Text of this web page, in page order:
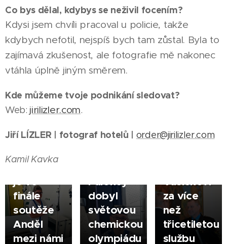
Co bys dělal, kdybys se neživil focením?
Kdysi jsem chvíli pracoval u policie, takže
kdybych nefotil, nejspíš bych tam zůstal. Byla to
zajímavá zkušenost, ale fotografie mě nakonec
vtáhla úplně jiným směrem.
Kde můžeme tvoje podnikání sledovat?
Web: jirilizler.com.
Jiří LÍZLER | fotograf hotelů | order@jirilizler.com
Kamil Kavka
07.08.2026
| Sestřička
Jarmila
je ve
finále
soutěže
Anděl
mezi námi
05.08.2026
hoch ze
Paloncý
dobyl
světovou
chemickou
olympiádu
|Město
městské
Vašíčkovi
za více
než
třicetiletou
službu